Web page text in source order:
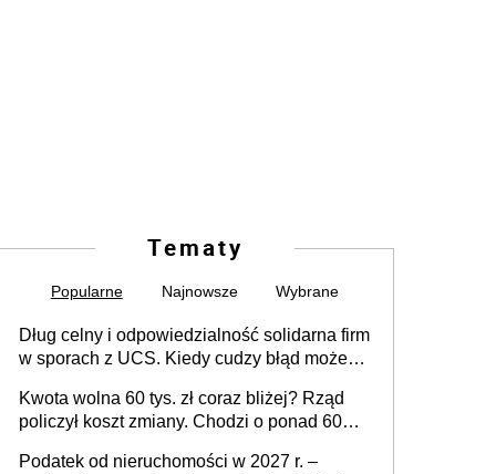
Tematy
Popularne Najnowsze Wybrane
Dług celny i odpowiedzialność solidarna firm
w sporach z UCS. Kiedy cudzy błąd może
Kwota wolna 60 tys. zł coraz bliżej? Rząd
policzył koszt zmiany. Chodzi o ponad 60
Podatek od nieruchomości w 2027 r. –